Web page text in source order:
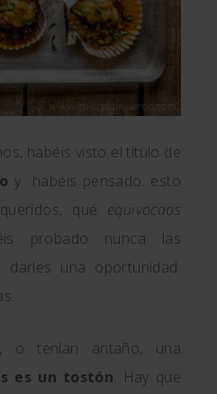
habéis visto el título de
y habéis pensado: esto
qué equivocaos
probado nunca las
darles una oportunidad.
o tenían antaño, una
es un tostón. Hay que